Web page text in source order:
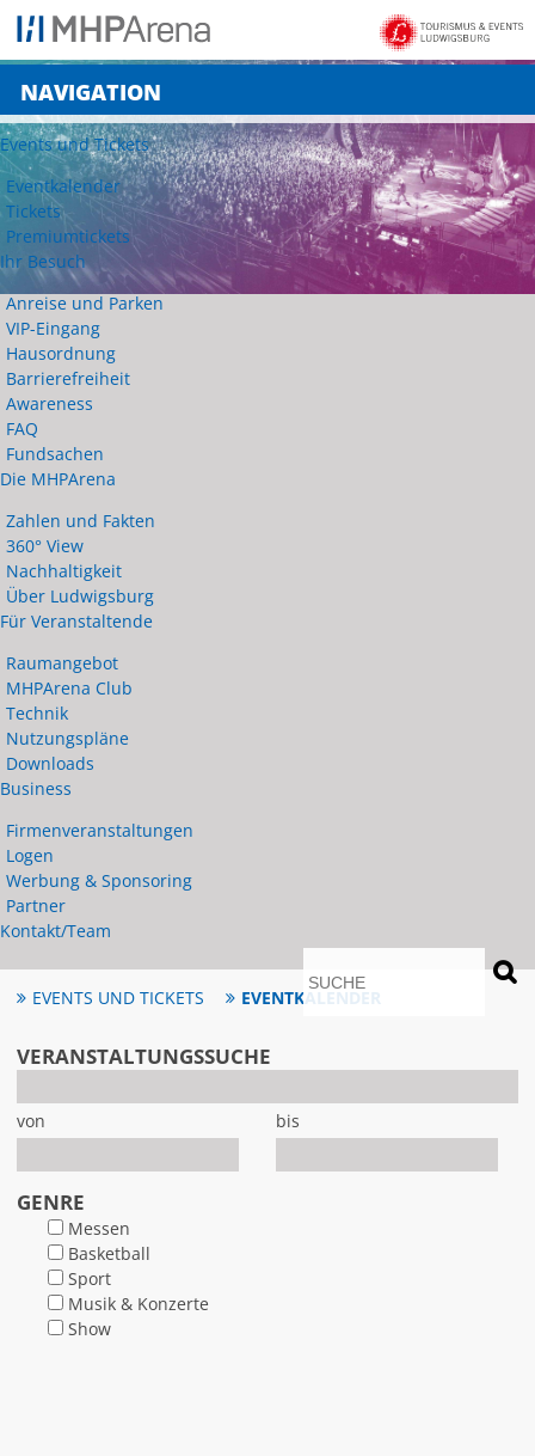
NAVIGATION
Events und Tickets
Eventkalender
Tickets
Premiumtickets
Ihr Besuch
Anreise und Parken
VIP-Eingang
Hausordnung
Barrierefreiheit
Awareness
FAQ
Fundsachen
Die MHPArena
Zahlen und Fakten
360° View
Nachhaltigkeit
Über Ludwigsburg
Für Veranstaltende
Raumangebot
MHPArena Club
Technik
Nutzungspläne
Downloads
Business
Firmenveranstaltungen
Logen
Werbung & Sponsoring
Partner
Kontakt/Team
anmelden
EVENTS UND TICKETS
EVENTKALENDER
VERANSTALTUNGSSUCHE
von bis
GENRE
Messen
Basketball
Sport
Musik & Konzerte
Show